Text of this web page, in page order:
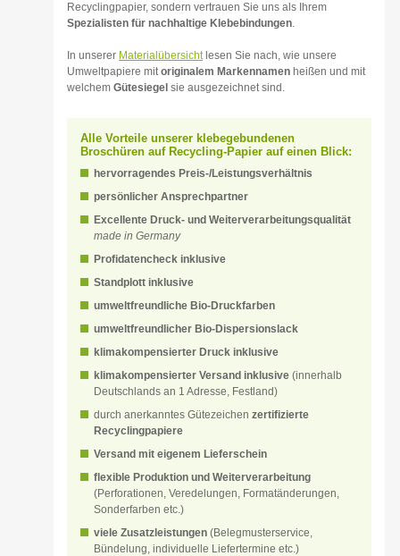
Recyclingpapier, sondern vertrauen Sie uns als Ihrem
Spezialisten für nachhaltige Klebebindungen
In unserer Materialübersichtlesen Sie nach, wie unsere
Umweltpapiere mit originalem Markennamen heißen und mit
welchem Gütesiegel sie ausgezeichnet sind.
Alle Vorteile unserer klebegebundenen
Broschüren auf Recycling-Papier auf einen Blick:
hervorragendes Preis-/Leistungsverhältnis
persönlicher Ansprechpartner
Excellente Druck- und Weiterverarbeitungsqualität
made in Germany
Profidatencheck inklusive
Standplott inklusive
umweltfreundliche Bio-Druckfarben
umweltfreundlicher Bio-Dispersionslack
klimakompensierter Druck inklusive
klimakompensierter Versand inklusive (innerhalb
Deutschlands an 1 Adresse, Festland)
durch anerkanntes Gütezeichen zertifizierte
Recyclingpapiere
Versand mit eigenem Lieferschein
flexible Produktion und Weiterverarbeitung
(Perforationen, Veredelungen, Formatänderungen,
Sonderfarben etc.)
viele Zusatzleistungen (Belegmusterservice,
Bündelung, individuelle Liefertermine etc.)